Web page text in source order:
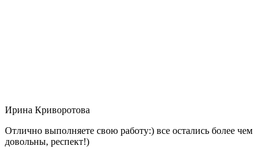
Ирина Криворотова
Отлично выполняете свою работу:) все остались более чем
довольны, респект!)